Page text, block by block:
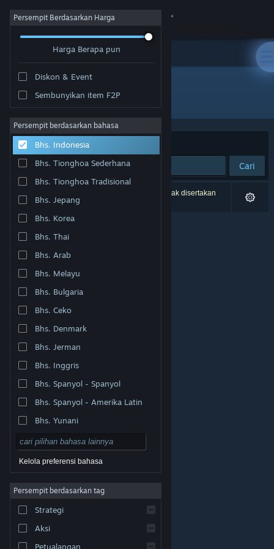
Login
Tentang
Bantuan
Ubah bahasa
Dapatkan Aplikasi Seluler Steam
Lihat situs web desktop
Undang. Semua merek dagang merupakan hak pemilik
Legal| Aksesibilitas
Pengembalian Dana
Persempit Berdasarkan Harga
Harga Berapa pun
Diskon & Event
Sembunyikan item F2P
Persempit berdasarkan bahasa
Bhs. Indonesia
Bhs. Tionghoa Sederhana
Bhs. Tionghoa Tradisional
Bhs. Jepang
Bhs. Korea
Bhs. Thai
Bhs. Arab
Bhs. Melayu
Bhs. Bulgaria
Bhs. Ceko
Bhs. Denmark
Bhs. Jerman
Bhs. Inggris
Bhs. Spanyol - Spanyol
Bhs. Spanyol - Amerika Latin
Bhs. Yunani
Kelola preferensi bahasa
Persempit berdasarkan tag
Strategi
Aksi
Petualangan
Pengembang: Skog
Berdasarkan Relevansi
Cari
0 hasil cocok dengan pencarianmu. 1 produk tidak disertakan
berdasarkan preferensimu.